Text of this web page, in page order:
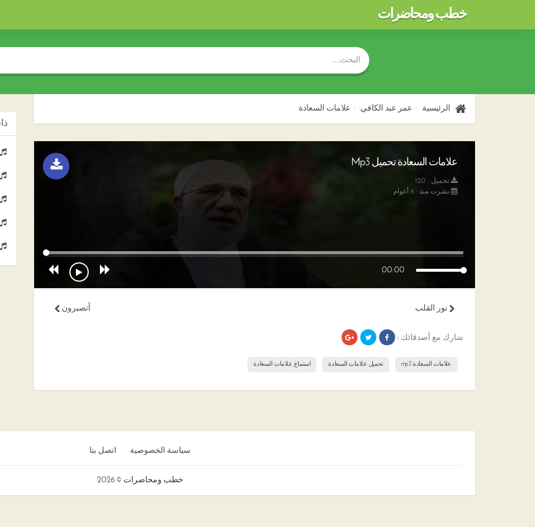
خطب ومحاضرات
الرئيسية عمر عبد الكافي علامات السعادة
علامات السعادة تحميل Mp3
تحميل : 120
نشرت منذ : 6 أعوام
00:00
أتصبرون نور القلب
شارك مع أصدقائك ›
علامات السعادة mp3 تحميل علامات السعادة استماع علامات السعادة
سياسة الخصوصية اتصل بنا
خطب ومحاضرات © 2026